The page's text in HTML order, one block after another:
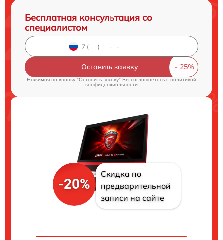
Бесплатная консультация со
специалистом
Оставить заявку
Нажимая на кнопку "Оставить заявку" Вы соглашаетесь cполитикой
конфиденциальности
-20%
Скидка по
предварительной
записи на сайте